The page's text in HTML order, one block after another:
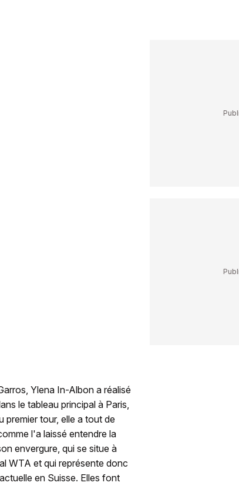
Ylena In-Albon a réalisé
le tableau principal à Paris,
premier tour, elle a tout de
l'a laissé entendre la
envergure, qui se situe à
WTA et qui représente donc
en Suisse. Elles font